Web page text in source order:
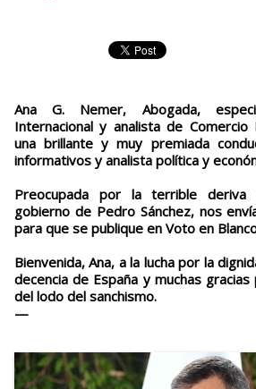
Ana G. Nemer, Abogada,
Internacional y analista de
una brillante y muy premiada
informativos y analista política y
Preocupada por la terrible
gobierno de Pedro Sánchez, nos
para que se publique en Voto en
Bienvenida, Ana, a la lucha por la
decencia de España y muchas
del lodo del sanchismo.
—